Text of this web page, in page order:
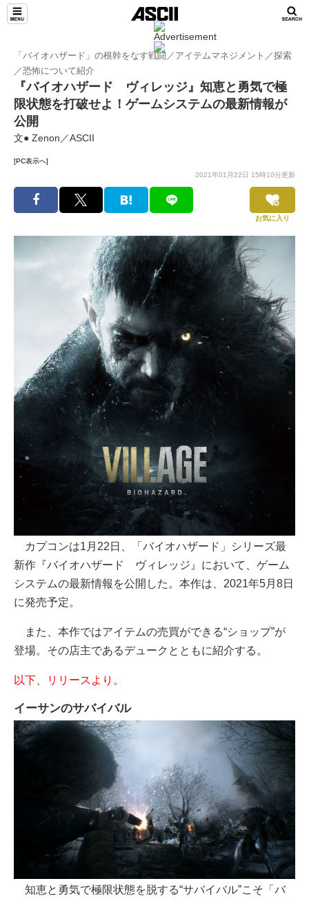
「バイオハザード」の根幹をなす戦闘／アイテムマネジメント／探索
／恐怖について紹介
『バイオハザード ヴィレッジ』知恵と勇気で極
限状態を打破せよ！ゲームシステムの最新情報が
公開
文● Zenon／ASCII
[PC表示へ]
2021年01月22日 15時10分更新
お気に入り
カプコンは1月22日、「バイオハザード」シリーズ最
新作『バイオハザード ヴィレッジ』において、ゲーム
システムの最新情報を公開した。本作は、2021年5月8日
に発売予定。
また、本作ではアイテムの売買ができる“ショップ”が
登場。その店主であるデュークとともに紹介する。
以下、リリースより。
イーサンのサバイバル
知恵と勇気で極限状態を脱する“サバイバル”こそ「バ